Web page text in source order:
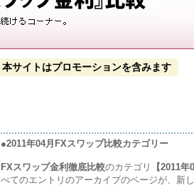
本サイトはプロモーションを含みます
●2011年04月FXスワップ比較カテゴリー
FXスワップ金利徹底比較のカテゴリ 【2011
べてのエントリのアーカイブのページが、新